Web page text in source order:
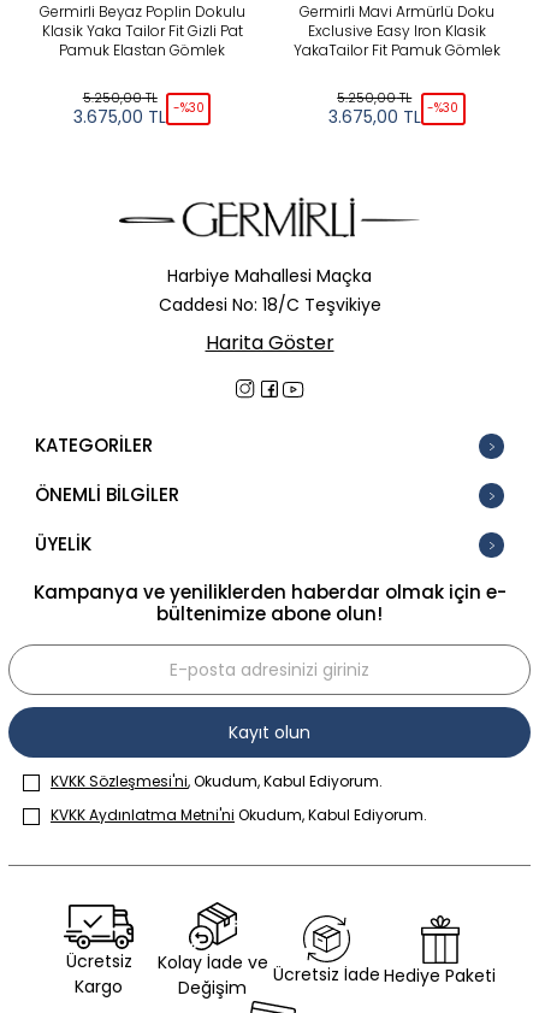
Germirli Beyaz Poplin Dokulu
Klasik Yaka Tailor Fit Gizli Pat
Pamuk Elastan Gömlek
5.250,00TL
3.675,00 TL -%30
Germirli Mavi Armürlü Doku
Exclusive Easy Iron Klasik
YakaTailor Fit Pamuk Gömlek
5.250,00TL
3.675,00 TL -%30
Harbiye Mahallesi Maçka
Caddesi No: 18/C Teşvikiye
Harita Göster
KATEGORİLER
ÖNEMLİ BİLGİLER
ÜYELİK
Kampanya ve yeniliklerden haberdar olmak için e-
bültenimize abone olun!
Kayıt olun
KVKK Sözleşmesi'ni, Okudum, Kabul Ediyorum.
KVKK Aydınlatma Metni'ni Okudum, Kabul Ediyorum.
Ücretsiz
Kargo
Kolay İade ve
Değişim
Ücretsiz İade Hediye Paketi